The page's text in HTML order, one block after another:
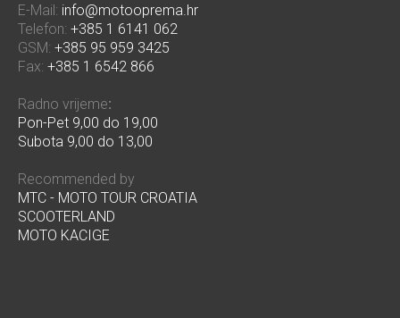
E-Mail: info@motooprema.hr
Telefon: +385 1 6141 062
GSM: +385 95 959 3425
Fax: +385 1 6542 866
Radno vrijeme:
Pon-Pet 9,00 do 19,00
Subota 9,00 do 13,00
Recommended by
MTC - MOTO TOUR CROATIA
SCOOTERLAND
MOTO KACIGE